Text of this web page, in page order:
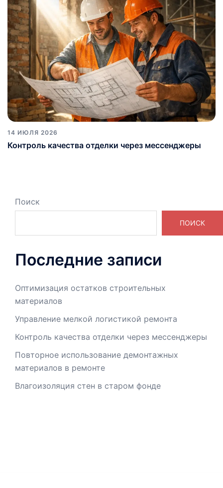
14 ИЮЛЯ 2026
Контроль качества отделки через мессенджеры
Поиск
ПОИСК
Последние записи
Оптимизация остатков строительных
материалов
Управление мелкой логистикой ремонта
Контроль качества отделки через мессенджеры
Повторное использование демонтажных
материалов в ремонте
Влагоизоляция стен в старом фонде